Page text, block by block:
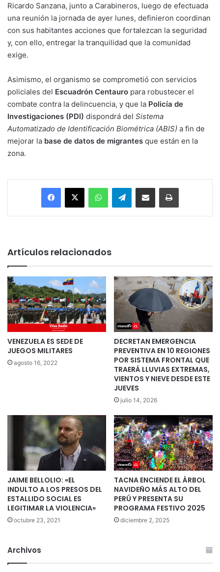
Ricardo Sanzana, junto a Carabineros, luego de efectuada
una reunión la jornada de ayer lunes, definieron coordinan
con sus habitantes acciones que fortalezcan la seguridad
y, con ello, entregar la tranquilidad que la comunidad
exige.
Asimismo, el organismo se comprometió con servicios
policiales del Escuadrón Centauro para robustecer el
combate contra la delincuencia, y que la Policía de
Investigaciones (PDI) dispondrá del Sistema
Automatizado de Identificación Biométrica (ABIS) a fin de
mejorar la base de datos de migrantes que están en la
zona.
Facebook
X WhatsAppTelegramEnviar vía email Imprimir
Artículos relacionados
VENEZUELA ES SEDE DE
JUEGOS MILITARES
agosto 16, 2022
DECRETAN EMERGENCIA
PREVENTIVA EN 10 REGIONES
POR SISTEMA FRONTAL QUE
TRAERÁ LLUVIAS EXTREMAS,
VIENTOS Y NIEVE DESDE ESTE
JUEVES
julio 14, 2026
JAIME BELLOLIO: «EL
INDULTO A LOS PRESOS DEL
ESTALLIDO SOCIAL ES
LEGITIMAR LA VIOLENCIA»
octubre 23, 2021
TACNA ENCIENDE EL ÁRBOL
NAVIDEÑO MÁS ALTO DEL
PERÚ Y PRESENTA SU
PROGRAMA FESTIVO 2025
diciembre 2, 2025
Archivos